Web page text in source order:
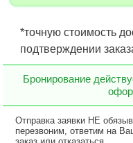
*точную стоимость
подтверждении
Бронирование
Отправка заявки НЕ
перезвоним, ответим на